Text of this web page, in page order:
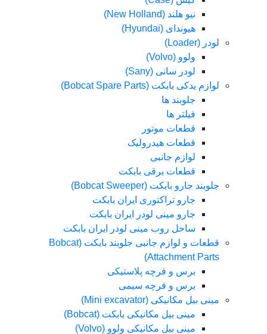
نیو هلند (New Holland)
هیوندای (Hyundai)
لودر (Loader)
ولوو (Volvo)
لودر سانی (Sany)
لوازم یدکی بابکت (Bobcat Spare Parts)
جلوبند ها
فیلتر ها
قطعات موتور
قطعات هیدرولیک
لوازم جانبی
قطعات برقی بابکت
جلوبند جارو بابکت (Bobcat Sweeper)
جارو تراکتوری ایران بابکت
جارو مینی لودر ایران بابکت
ساحل روب مینی لودر ایران بابکت
قطعات و لوازم جانبی جلوبند بابکت (Bobcat
Attachment Parts)
برس و فرچه پلاستیکی
برس و فرچه سیمی
مینی بیل مکانیکی (Mini excavator)
مینی بیل مکانیکی بابکت (Bobcat)
مینی بیل مکانیکی ولوو (Volvo)